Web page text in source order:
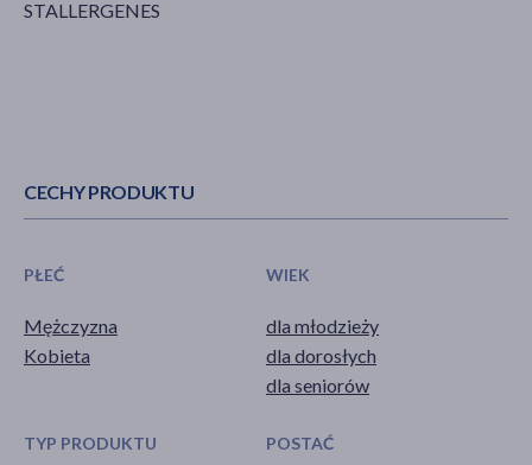
STALLERGENES
CECHY PRODUKTU
PŁEĆ
Mężczyzna
Kobieta
WIEK
dla młodzieży
dla dorosłych
dla seniorów
TYP PRODUKTU POSTAĆ